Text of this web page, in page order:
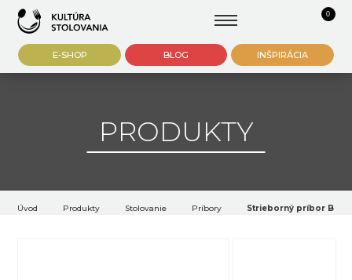
0
E-SHOP BLOG INŠPIRÁCIA
PRODUKTY
Úvod Produkty Stolovanie Príbory Strieborný príbor